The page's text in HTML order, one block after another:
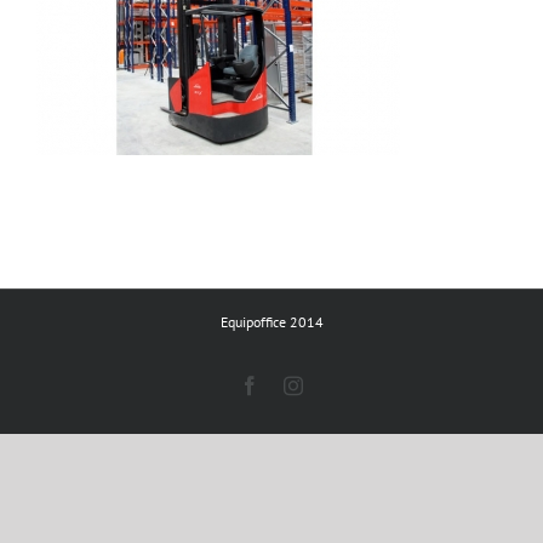
Equipoffice 2014
FacebookInstagram